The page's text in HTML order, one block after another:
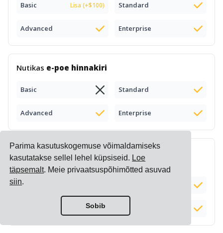
Parima kasutuskogemuse võimaldamiseks
kasutatakse sellel lehel küpsiseid. Loe
täpsemalt. Meie privaatsuspõhimõtted asuvad
siin.
Sobib
Basic Lisa (+$100) Standard
Advanced Enterprise
Nutikas e-poe hinnakiri
Basic Standard
Advanced Enterprise
Kompleksete veolisatasude arvutamine
haldamine
Basic